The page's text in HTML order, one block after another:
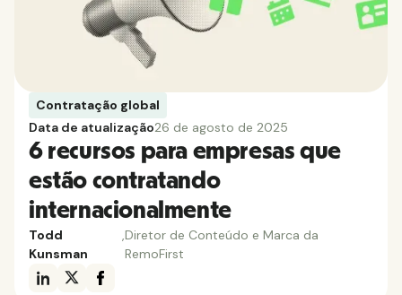
Contratação global
Data de atualização26 de agosto de 2025
6 recursos para empresas que
estão contratando
internacionalmente
Todd
Kunsman
Diretor de Conteúdo e Marca da
RemoFirst